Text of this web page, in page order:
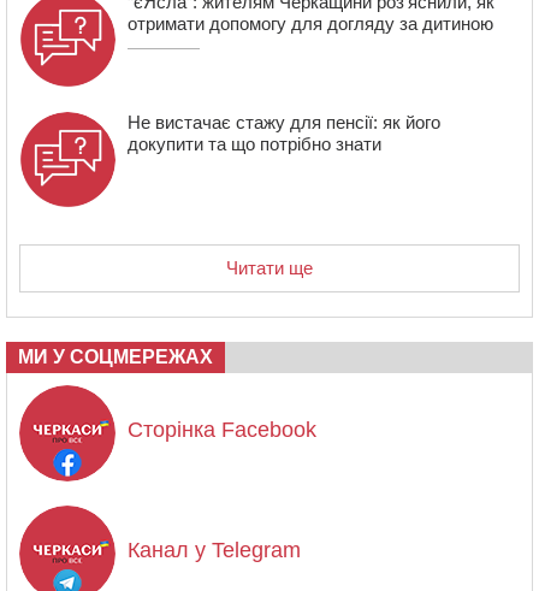
отримати допомогу для догляду за дитиною
Не вистачає стажу для пенсії: як його
докупити та що потрібно знати
Читати ще
МИ У СОЦМЕРЕЖАХ
Сторінка Facebook
Канал у Telegram